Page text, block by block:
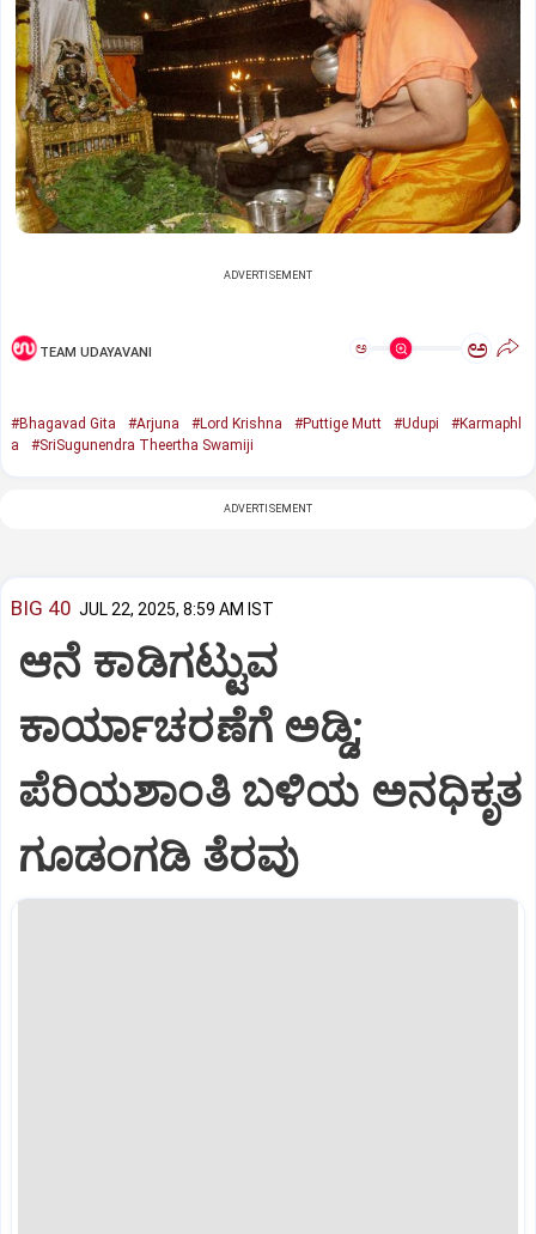
ADVERTISEMENT
TEAM UDAYAVANI ಅ ಅ
#Bhagavad Gita #Arjuna #Lord Krishna #Puttige Mutt #Udupi
#Karmaphl
a
#SriSugunendra Theertha Swamiji
ADVERTISEMENT
BIG 40 JUL 22, 2025, 8:59 AM IST
ಆನೆ ಕಾಡಿಗಟ್ಟುವ
ಕಾರ್ಯಾಚರಣೆಗೆ ಅಡ್ಡಿ;
ಪೆರಿಯಶಾಂತಿ ಬಳಿಯ ಅನಧಿಕೃತ
ಗೂಡಂಗಡಿ ತೆರವು